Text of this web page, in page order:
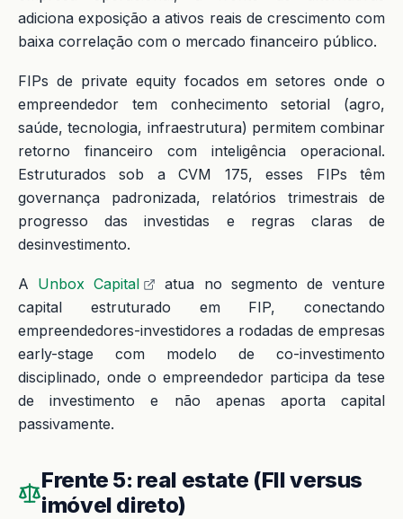
adiciona exposição a ativos reais de crescimento com
baixa correlação com o mercado financeiro público.
FIPs de private equity focados em setores onde o
empreendedor tem conhecimento setorial (agro,
saúde, tecnologia, infraestrutura) permitem combinar
retorno financeiro com inteligência operacional.
Estruturados sob a CVM 175, esses FIPs têm
governança padronizada, relatórios trimestrais de
progresso das investidas e regras claras de
desinvestimento.
A Unbox Capital
atua no segmento de venture
capital estruturado em FIP, conectando
empreendedores-investidores a rodadas de empresas
early-stage com modelo de co-investimento
disciplinado, onde o empreendedor participa da tese
de investimento e não apenas aporta capital
passivamente.
Frente 5: real estate (FII versus
imóvel direto)